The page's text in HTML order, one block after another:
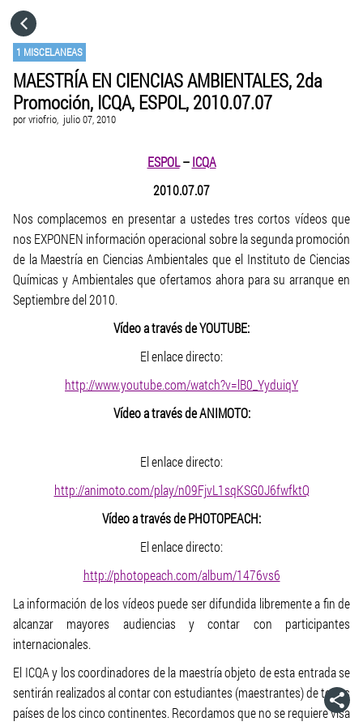
1 MISCELANEAS
MAESTRÍA EN CIENCIAS AMBIENTALES, 2da
Promoción, ICQA, ESPOL, 2010.07.07
porvriofrio, julio 07, 2010
ESPOL–ICQA
2010.07.07
Nos complacemos en presentar a ustedes tres cortos vídeos que
nos EXPONEN información operacional sobre la segunda promoción
de la Maestría en Ciencias Ambientales que el Instituto de Ciencias
Químicas y Ambientales que ofertamos ahora para su arranque en
Septiembre del 2010.
Vídeo a través de YOUTUBE:
El enlace directo:
http://www.youtube.com/watch?v=lB0_YyduiqY
Vídeo a través de ANIMOTO:
El enlace directo:
http://animoto.com/play/n09FjvL1sqKSG0J6fwfktQ
Vídeo a través de PHOTOPEACH:
El enlace directo:
http://photopeach.com/album/1476vs6
La información de los vídeos puede ser difundida libremente a fin de
alcanzar mayores audiencias y contar con participantes
internacionales.
El ICQA y los coordinadores de la maestría objeto de esta entrada se
sentirán realizados al contar con estudiantes (maestrantes) de todos
países de los cinco continentes. Recordamos que no se requiere visa
CATEGORÍAS
VISITA EL SITIO WEB